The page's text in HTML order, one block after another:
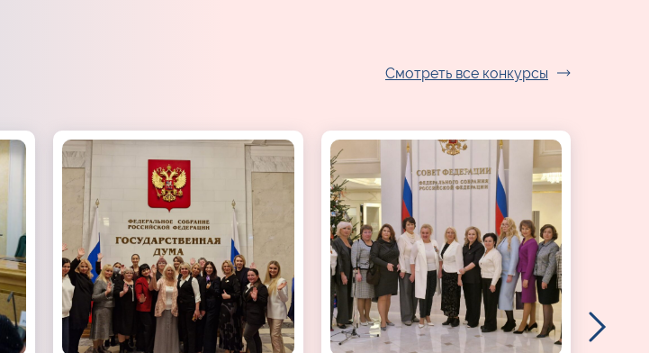
Смотреть все конкурсы